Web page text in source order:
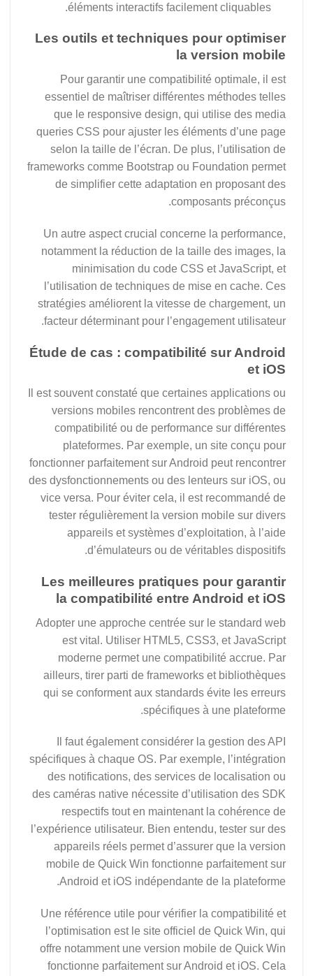
éléments interactifs facilement cliquables.
Les outils et techniques pour optimiser
la version mobile
Pour garantir une compatibilité optimale, il est
essentiel de maîtriser différentes méthodes telles
que le responsive design, qui utilise des media
queries CSS pour ajuster les éléments d’une page
selon la taille de l’écran. De plus, l’utilisation de
frameworks comme Bootstrap ou Foundation permet
de simplifier cette adaptation en proposant des
composants préconçus.
Un autre aspect crucial concerne la performance,
notamment la réduction de la taille des images, la
minimisation du code CSS et JavaScript, et
l’utilisation de techniques de mise en cache. Ces
stratégies améliorent la vitesse de chargement, un
facteur déterminant pour l’engagement utilisateur.
Étude de cas : compatibilité sur Android
et iOS
Il est souvent constaté que certaines applications ou
versions mobiles rencontrent des problèmes de
compatibilité ou de performance sur différentes
plateformes. Par exemple, un site conçu pour
fonctionner parfaitement sur Android peut rencontrer
des dysfonctionnements ou des lenteurs sur iOS, ou
vice versa. Pour éviter cela, il est recommandé de
tester régulièrement la version mobile sur divers
appareils et systèmes d’exploitation, à l’aide
d’émulateurs ou de véritables dispositifs.
Les meilleures pratiques pour garantir
la compatibilité entre Android et iOS
Adopter une approche centrée sur le standard web
est vital. Utiliser HTML5, CSS3, et JavaScript
moderne permet une compatibilité accrue. Par
ailleurs, tirer parti de frameworks et bibliothèques
qui se conforment aux standards évite les erreurs
spécifiques à une plateforme.
Il faut également considérer la gestion des API
spécifiques à chaque OS. Par exemple, l’intégration
des notifications, des services de localisation ou
des caméras native nécessite d’utilisation des SDK
respectifs tout en maintenant la cohérence de
l’expérience utilisateur. Bien entendu, tester sur des
appareils réels permet d’assurer que la version
mobile de Quick Win fonctionne parfaitement sur
Android et iOS indépendante de la plateforme.
Une référence utile pour vérifier la compatibilité et
l’optimisation est le site officiel de Quick Win, qui
offre notamment une version mobile de Quick Win
fonctionne parfaitement sur Android et iOS. Cela